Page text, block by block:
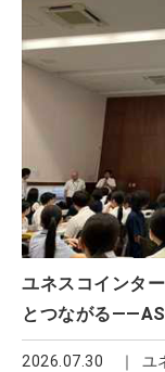
ユネスコインタ
とつながる
2026.07.30 ユ